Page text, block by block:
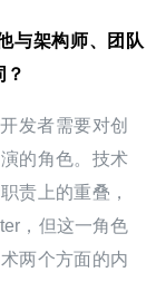
与架构师、团队
？
发者需要对创
的角色。技术
责上的重叠，
，但这一角色
两个方面的内